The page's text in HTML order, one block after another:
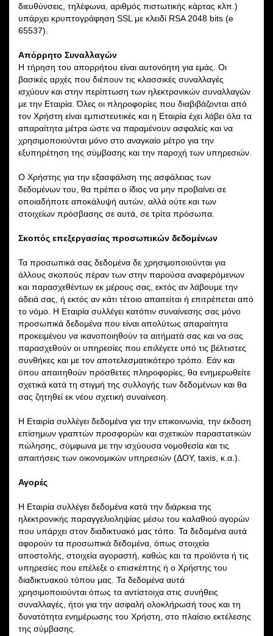
διευθύνσεις, τηλέφωνα, αριθμός πιστωτικής κάρτας κλπ.)
υπάρχει κρυπτογράφηση SSL με κλειδί RSA 2048 bits (e
65537).
Απόρρητο Συναλλαγών
Η τήρηση του απορρήτου είναι αυτονόητη για εμάς. Οι
βασικές αρχές που διέπουν τις κλασσικές συναλλαγές
ισχύουν και στην περίπτωση των ηλεκτρονικών συναλλαγών
με την Εταιρία. Όλες οι πληροφορίες που διαβιβάζονται από
τον Χρήστη είναι εμπιστευτικές και η Εταιρία έχει λάβει όλα τα
απαραίτητα μέτρα ώστε να παραμένουν ασφαλείς και να
χρησιμοποιούνται μόνο στο αναγκαίο μέτρο για την
εξυπηρέτηση της σύμβασης και την παροχή των υπηρεσιών.
Ο Χρήστης για την εξασφάλιση της ασφάλειας των
δεδομένων του, θα πρέπει ο ίδιος να μην προβαίνει σε
οποιαδήποτε αποκάλυψή αυτών, αλλά ούτε και των
στοιχείων πρόσβασης σε αυτά, σε τρίτα πρόσωπα.
Σκοπός επεξεργασίας προσωπικών δεδομένων
Τα προσωπικά σας δεδομένα δε χρησιμοποιούνται για
άλλους σκοπούς πέραν των στην παρούσα αναφερόμενων
και παρασχεθέντων εκ μέρους σας, εκτός αν λάβουμε την
άδειά σας, ή εκτός αν κάτι τέτοιο απαιτείται ή επιτρέπεται από
το νόμο. Η Εταιρία συλλέγει κατόπιν συναίνεσης σας μόνο
προσωπικά δεδομένα που είναι απολύτως απαραίτητα
προκειμένου να ικανοποιηθούν τα αιτήματά σας και να σας
παρασχεθούν οι υπηρεσίες που επιλέγετε υπό τις βέλτιστες
συνθήκες και με τον αποτελεσματικότερο τρόπο. Εάν και
όπου απαιτηθούν πρόσθετες πληροφορίες, θα ενημερωθείτε
σχετικά κατά τη στιγμή της συλλογής των δεδομένων και θα
σας ζητηθεί εκ νέου σχετική συναίνεση.
Η Εταιρία συλλέγει δεδομένα για την επικοινωνία, την έκδοση
επίσημων γραπτών προσφορών και σχετικών παραστατικών
πώλησης, σύμφωνα με την ισχύουσα νομοθεσία και τις
απαιτήσεις των οικονομικών υπηρεσιών (ΔΟΥ, taxis, κ.α.).
Αγορές
Η Εταιρία συλλέγει δεδομένα κατά την διάρκεια της
ηλεκτρονικής παραγγελιοληψίας μέσω του καλαθιού αγορών
που υπάρχει στον διαδικτυακό μας τόπο. Τα δεδομένα αυτά
αφορούν τα προσωπικά δεδομένα, όπως στοιχεία
αποστολής, στοιχεία αγοραστή, καθώς και τα προϊόντα ή τις
υπηρεσίες που επέλεξε ο επισκέπτης ή ο Χρήστης του
διαδικτυακού τόπου μας. Τα δεδομένα αυτά
χρησιμοποιούνται όπως τα αντίστοιχα στις συνήθεις
συναλλαγές, ήτοι για την ασφαλή ολοκλήρωσή τους και τη
δυνατότητα ενημέρωσης του Χρήστη, στο πλαίσιο εκτέλεσης
της σύμβασης.